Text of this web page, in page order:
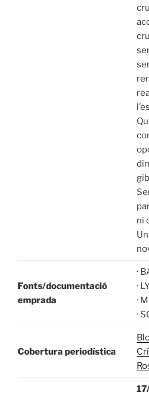
ni
Fonts/documentació
emprada
·
·
·
·
Cobertura periodística